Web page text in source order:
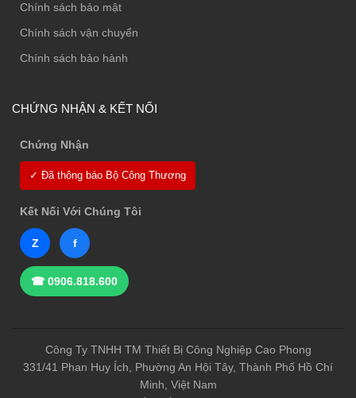
Chính sách bảo mật
Chính sách vận chuyển
Chính sách bảo hành
CHỨNG NHẬN & KẾT NỐI
Chứng Nhận
✓ Đã thông báo Bộ Công Thương
Kết Nối Với Chúng Tôi
Z f
☎ 0906.818.600
Công Ty TNHH TM Thiết Bị Công Nghiệp Cao Phong
331/41 Phan Huy Ích, Phường An Hội Tây, Thành Phố Hồ Chí
Minh, Việt Nam